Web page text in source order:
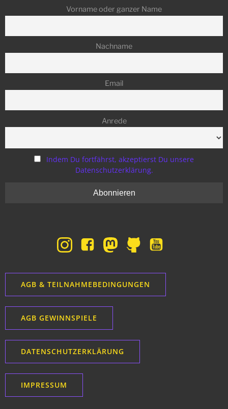
Vorname oder ganzer Name
Nachname
Email
Anrede
Indem Du fortfährst, akzeptierst Du unsere
Datenschutzerklärung.
AGB & TEILNAHMEBEDINGUNGEN
AGB GEWINNSPIELE
DATENSCHUTZERKLÄRUNG
IMPRESSUM